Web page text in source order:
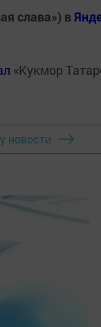
слава») в
«Кукмор
новости